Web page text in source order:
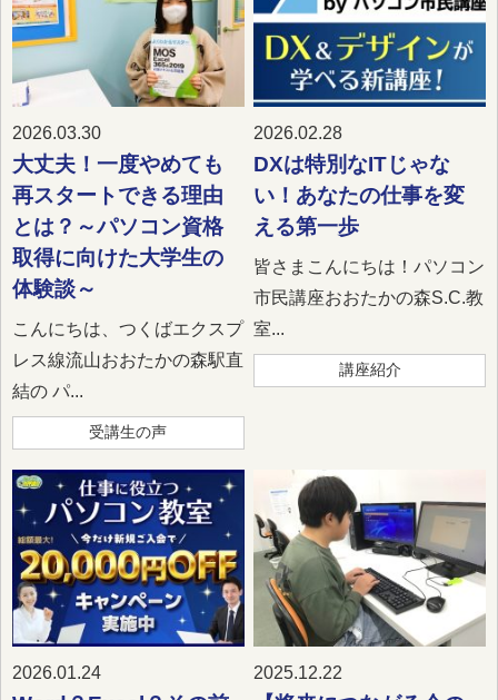
2026.03.30
大丈夫！一度やめても
再スタートできる理由
とは？～パソコン資格
取得に向けた大学生の
体験談～
こんにちは、つくばエクスプ
レス線流山おおたかの森駅直
結の パ...
受講生の声
2026.02.28
DXは特別なITじゃな
い！あなたの仕事を変
える第一歩
皆さまこんにちは！パソコン
市民講座おおたかの森S.C.教
室...
講座紹介
2026.01.24 2025.12.22